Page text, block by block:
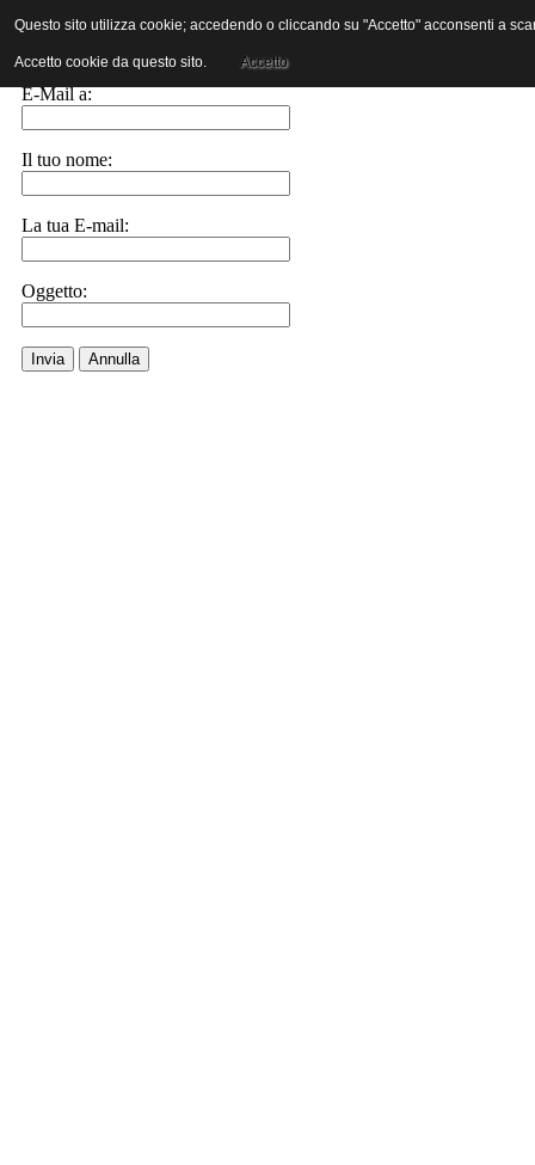
Invia ad un amico.
E-Mail a:
Il tuo nome:
La tua E-mail:
Oggetto:
Invia Annulla
Questo sito utilizza cookie; accedendo o cliccando su "Accetto" acconsenti a
Accetto cookie da questo sito. Accetto